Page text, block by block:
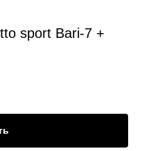
sport Bari-7 +